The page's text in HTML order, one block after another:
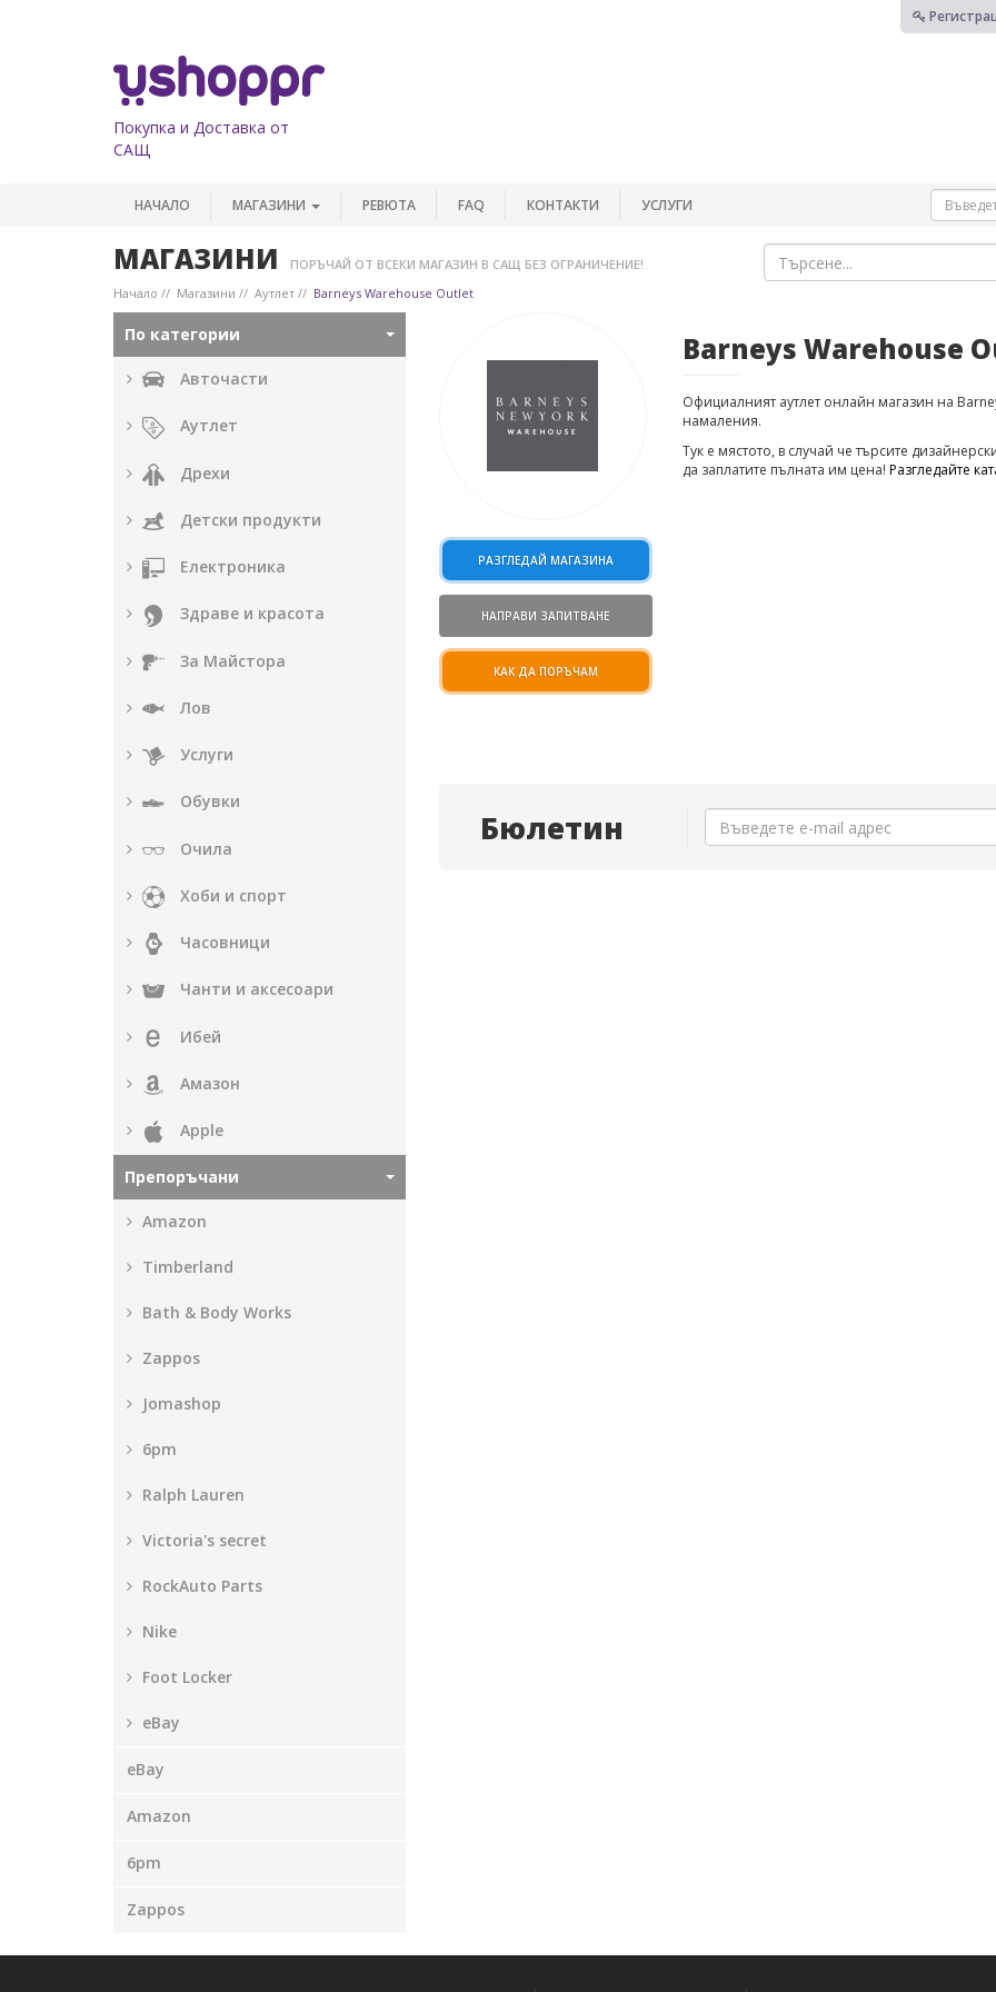
Покупка и Доставка от
САЩ
НАЧАЛО МАГАЗИНИ РЕВЮТА FAQ КОНТАКТИ УСЛУГИ
МАГАЗИНИ
ПОРЪЧАЙ ОТ ВСЕКИ МАГАЗИН В САЩ БЕЗ ОГРАНИЧЕНИЕ!
Начало
Магазини Аутлет Barneys Warehouse Outlet
По категории
Авточасти
Аутлет
Дрехи
Детски продукти
Електроника
Здраве и красота
За Майстора
Лов
Услуги
Обувки
Очила
Хоби и спорт
Часовници
Чанти и аксесоари
Ибей
Амазон
Apple
Препоръчани
Amazon
Timberland
Bath & Body Works
Zappos
Jomashop
6pm
Ralph Lauren
Victoria's secret
RockAuto Parts
Nike
Foot Locker
eBay
eBay
Amazon
6pm
Zappos
РАЗГЛЕДАЙ МАГАЗИНА
НАПРАВИ ЗАПИТВАНЕ
КАК ДА ПОРЪЧАМ
Barneys Warehouse
Официалният аутлет онлайн магазин на
намаления.
Тук е мястото, в случай че търсите
да заплатите пълната им цена! Разгледайте
Бюлетин